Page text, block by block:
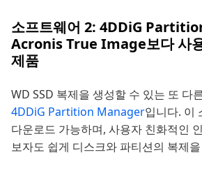
소프트웨어 2: 4DDiG
Acronis True Image보다 사
제품
WD SSD 복제을 생성할 수 있는 또 다
4DDiG Partition Manager입니다. 이
다운로드 가능하며, 사용자 친화적인
보자도 쉽게 디스크와 파티션의 복제